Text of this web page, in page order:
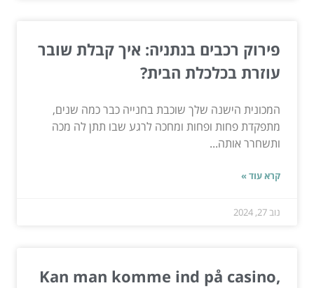
פירוק רכבים בנתניה: איך קבלת שובר
עוזרת בכלכלת הבית?
המכונית הישנה שלך שוכבת בחנייה כבר כמה שנים,
מתפקדת פחות ופחות ומחכה לרגע שבו תתן לה מכה
ותשחרר אותה...
קרא עוד »
נוב 27, 2024
Kan man komme ind på casino,